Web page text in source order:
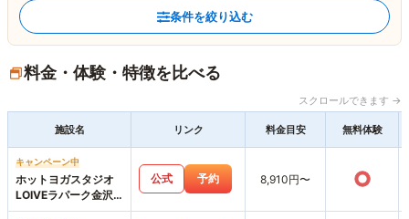
条件を絞り込む
料金・体験・特徴を比べる
スクロールできます →
施設名 リンク 料金目安 無料体験
キャンペーン中
ホットヨガスタジオ
LOIVEラパーク金沢
店
公式 予約 8,910円〜 ○